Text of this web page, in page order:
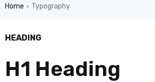
Home › Typography
HEADING
H1 Heading